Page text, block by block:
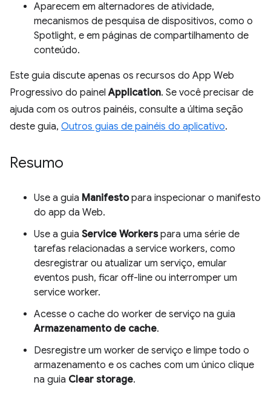
Aparecem em alternadores de atividade,
mecanismos de pesquisa de dispositivos, como o
Spotlight, e em páginas de compartilhamento de
conteúdo.
Este guia discute apenas os recursos do App Web
Progressivo do painelApplication. Se você precisar de
ajuda com os outros painéis, consulte a última seção
deste guia, Outros guias de painéis do aplicativo.
Resumo
Use a guia Manifestopara inspecionar o manifesto
do app da Web.
Use a guia Service Workerspara uma série de
tarefas relacionadas a service workers, como
desregistrar ou atualizar um serviço, emular
eventos push, ficar off-line ou interromper um
service worker.
Acesse o cache do worker de serviço na guia
Armazenamento de cache.
Desregistre um worker de serviço e limpe todo o
armazenamento e os caches com um único clique
na guia Clear storage.